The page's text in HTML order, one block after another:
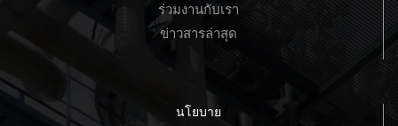
ร่วมงานกับเรา
ข่าวสารล่าสุด
นโยบาย